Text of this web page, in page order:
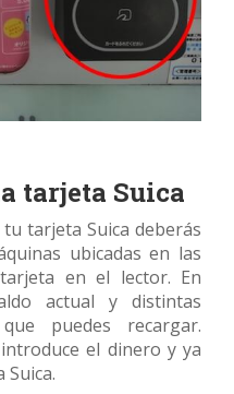
tarjeta Suica
tarjeta Suica deberás
ubicadas en las
en el lector. En
actual y distintas
puedes recargar.
el dinero y ya